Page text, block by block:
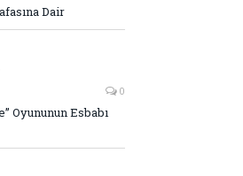
Dair
0
Oyununun Esbabı